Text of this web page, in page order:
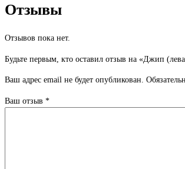
Отзывы
Отзывов пока нет.
Будьте первым, кто оставил отзыв на «Джип
Ваш адрес email не будет опубликован.
Ваш отзыв *